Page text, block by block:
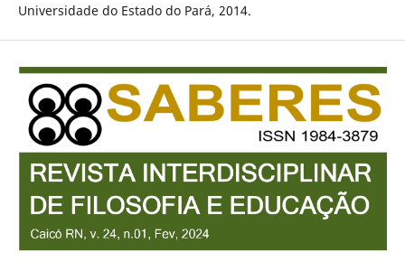
Universidade do Estado do Pará, 2014.